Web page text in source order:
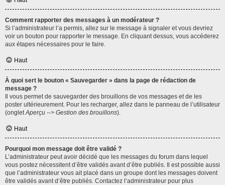
Comment rapporter des messages à un modérateur ?
Si l’administrateur l’a permis, allez sur le message à signaler et vous devriez
voir un bouton pour rapporter le message. En cliquant dessus, vous accéderez
aux étapes nécessaires pour le faire.
Haut
À quoi sert le bouton « Sauvegarder » dans la page de rédaction de
message ?
Il vous permet de sauvegarder des brouillons de vos messages et de les
poster ultérieurement. Pour les recharger, allez dans le panneau de l’utilisateur
(ongletAperçu --> Gestion des brouillons).
Haut
Pourquoi mon message doit être validé ?
L’administrateur peut avoir décidé que les messages du forum dans lequel
vous postez nécessitent d’être validés avant d’être publiés. Il est possible aussi
que l’administrateur vous ait placé dans un groupe dont les messages doivent
être validés avant d’être publiés. Contactez l’administrateur pour plus